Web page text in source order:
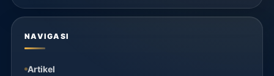
NAVIGASI
Artikel